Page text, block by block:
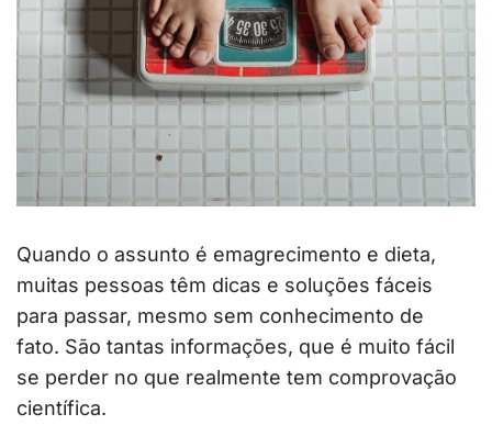
Quando o assunto é emagrecimento e dieta,
muitas pessoas têm dicas e soluções fáceis
para passar, mesmo sem conhecimento de
fato. São tantas informações, que é muito fácil
se perder no que realmente tem comprovação
científica.